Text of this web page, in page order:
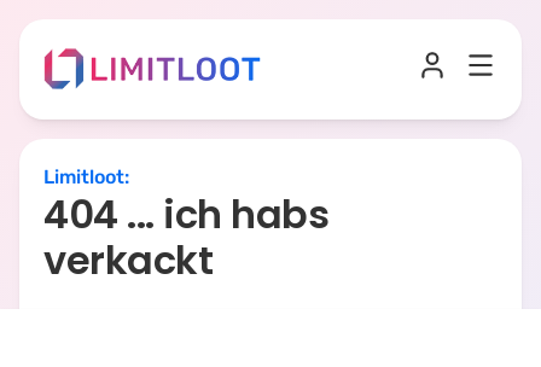
Limitloot:
404 ... ich habs
verkackt